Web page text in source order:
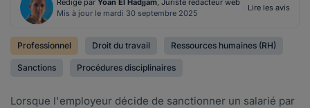
Rédigé par Yoan El Hadjjam, Juriste rédacteur web
Mis à jour le mardi 30 septembre 2025
Lire les avis
Professionnel Droit du travail Ressources humaines (RH)
Sanctions Procédures disciplinaires
Lorsque l'employeur décide de sanctionner un salarié par